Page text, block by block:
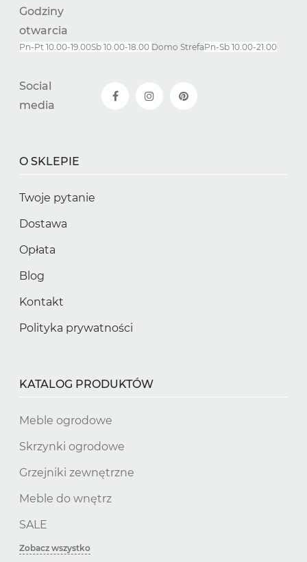
Godziny
otwarcia
Pn-Pt 10.00-19.00Sb 10.00-18.00 Domo StrefaPn-Sb 10.00-21.00
Social
media
O SKLEPIE
Twoje pytanie
Dostawa
Opłata
Blog
Kontakt
Polityka prywatności
KATALOG PRODUKTÓW
Meble ogrodowe
Skrzynki ogrodowe
Grzejniki zewnętrzne
Meble do wnętrz
SALE
Zobacz wszystko